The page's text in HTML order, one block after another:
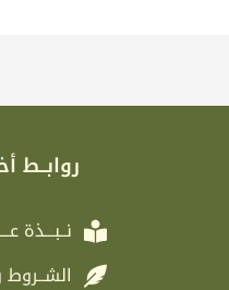
روابــط
نــبـــذة
الشــروط